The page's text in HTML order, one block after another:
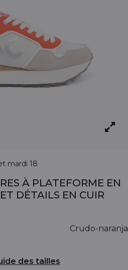
mardi 18
À PLATEFORME EN
DÉTAILS EN CUIR
Crudo-naranja
des tailles